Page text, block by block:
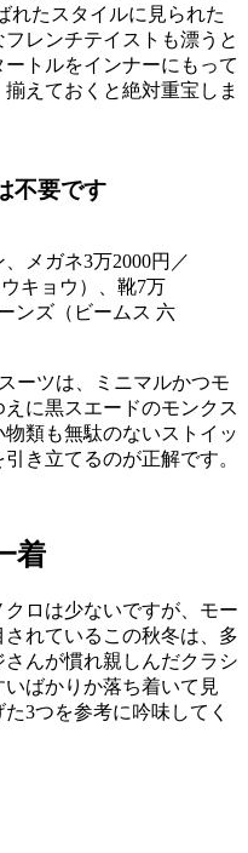
れたスタイルに見られた
レンチテイストも漂うと
トルをインナーにもって
えておくと絶対重宝しま
不要です
メガネ3万2000円／
キョウ）、靴7万
ンズ（ビームス 六
ーツは、ミニマルかつモ
に黒スエードのモンクス
類も無駄のないストイッ
き立てるのが正解です。
着
ロは少ないですが、モー
れているこの秋冬は、多
んが慣れ親しんだクラシ
ばかりか落ち着いて見
3つを参考に吟味してく